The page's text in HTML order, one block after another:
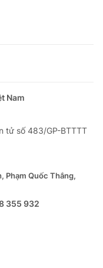
Nam
tử số 483/GP-BTTTT
Phạm Quốc Thắng,
355 932